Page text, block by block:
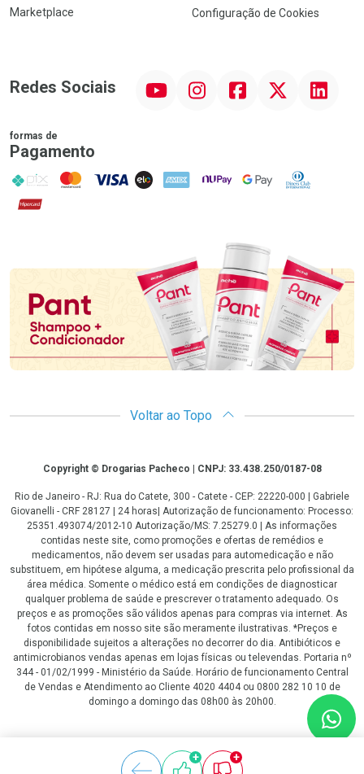
Marketplace
Configuração de Cookies
Redes Sociais InstagramFacebookTwitter Linkedin
formas de
Pagamento
PIX MasterCard
VISA ELO AMEX NuPay Google PayDiners Club
Hipercard
Promoção em Destaque
Voltar ao Topo
CopyrightCopyright © Drogarias Pacheco | CNPJ: 33.438.250/0187-08
Rio de Janeiro - RJ: Rua do Catete, 300 - Catete - CEP: 22220-000 | Gabriele
Giovanelli - CRF 28127 | 24 horas| Autorização de funcionamento: Processo:
25351.493074/2012-10 Autorização/MS: 7.25279.0 | As informações
contidas neste site, como promoções e ofertas de remédios e
medicamentos, não devem ser usadas para automedicação e não
substituem, em hipótese alguma, a medicação prescrita pelo profissional da
área médica. Somente o médico está em condições de diagnosticar
qualquer problema de saúde e prescrever o tratamento adequado. Os
preços e as promoções são válidos apenas para compras via internet. As
fotos contidas em nosso site são meramente ilustrativas. *Preços e
disponibilidade sujeitos a alterações no decorrer do dia. Antibióticos e
antimicrobianos vendas apenas em lojas físicas ou televendas. Portaria nº
344 - 01/02/1999 - Ministério da Saúde. Horário de funcionamento Central
de Vendas e Atendimento ao Cliente 4020 4404 ou 0800 282 10 10 de
domingo a domingo das 08h00 às 20h00.